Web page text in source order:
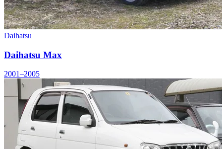
Daihatsu
Daihatsu Max
2001–2005